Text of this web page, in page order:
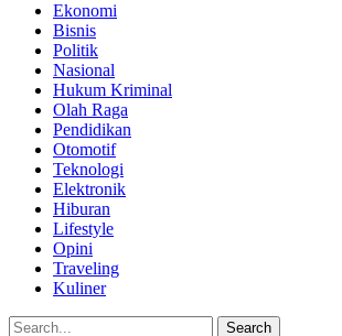
Ekonomi
Bisnis
Politik
Nasional
Hukum Kriminal
Olah Raga
Pendidikan
Otomotif
Teknologi
Elektronik
Hiburan
Lifestyle
Opini
Traveling
Kuliner